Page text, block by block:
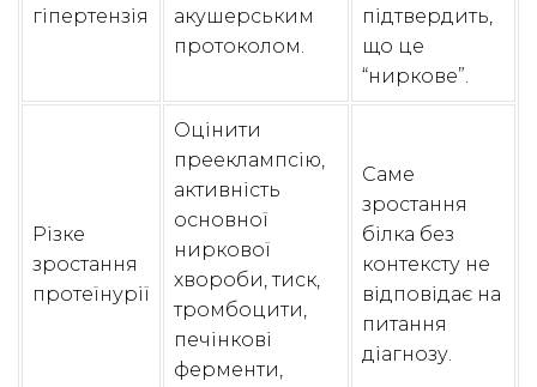
гіпертензія
акушерським
протоколом.
підтвердить,
що це
“ниркове”.
Різке
зростання
протеїнурії
Оцінити
прееклампсію,
активність
основної
ниркової
хвороби, тиск,
тромбоцити,
печінкові
ферменти,
Саме
зростання
білка без
контексту не
відповідає на
питання
діагнозу.